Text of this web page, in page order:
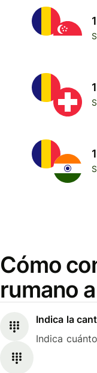
Cómo
rumano
Indica la
Indica